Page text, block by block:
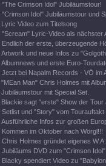
"The Crimson Idol" Jubiläumstour!
"Crimson Idol" Jubiläumstour und
Lyric Video zum Titelsong
"Scream" Lyric-Video als nächster
Endlich der erste, überzeugende
Artwork und neue Infos zu
Albumnews und erste Euro-
Jetzt bei Napalm Records - VÖ im
"MEan Man" Chris Holmes mit
Jubiläumstour mit Special Set.
Blackie sagt "erste" Show der Tour
Setlist und "Story" vom Tourauftakt
Ausführliche Infos zur großen
Kommen im Oktober nach Wörgl!!!
Chris Holmes gründet eigenes
Jubiläums DVD zum "Crimson
Blacky spendiert Video zu